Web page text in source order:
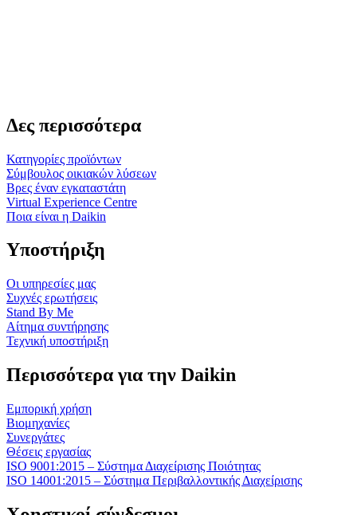
Δες περισσότερα
Κατηγορίες προϊόντων
Σύμβουλος οικιακών λύσεων
Βρες έναν εγκαταστάτη
Virtual Experience Centre
Ποια είναι η Daikin
Υποστήριξη
Οι υπηρεσίες μας
Συχνές ερωτήσεις
Stand By Me
Αίτημα συντήρησης
Τεχνική υποστήριξη
Περισσότερα για την Daikin
Εμπορική χρήση
Βιομηχανίες
Συνεργάτες
Θέσεις εργασίας
ISO 9001:2015 – Σύστημα Διαχείρισης Ποιότητας
ISO 14001:2015 – Σύστημα Περιβαλλοντικής Διαχείρισης